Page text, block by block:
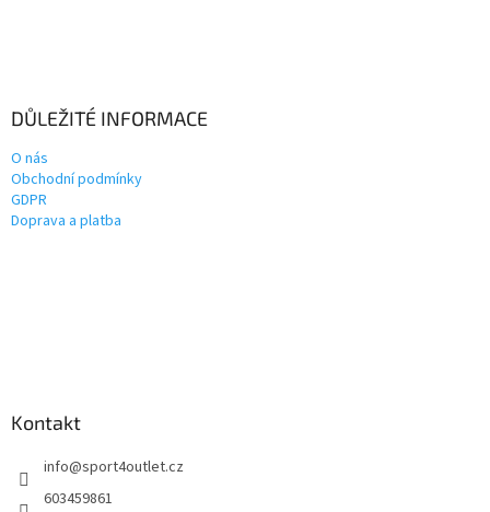
DŮLEŽITÉ INFORMACE
O nás
Obchodní podmínky
GDPR
Doprava a platba
Kontakt
info@sport4outlet.cz
603459861